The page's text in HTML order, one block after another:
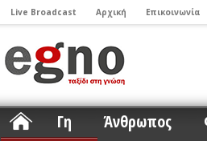
Live Broadcast Αρχική Επικοινωνία
Γη Άνθρωπος